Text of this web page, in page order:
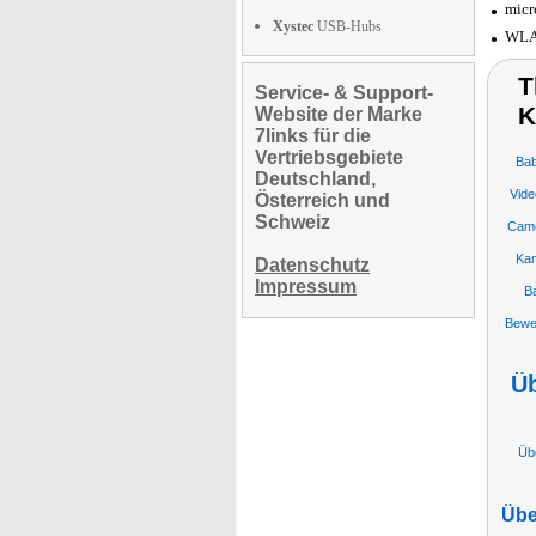
Xystec USB-Hubs
Service- & Support-
Website der Marke
7links für die
Vertriebsgebiete
Deutschland,
Österreich und
Schweiz
Datenschutz
Impressum